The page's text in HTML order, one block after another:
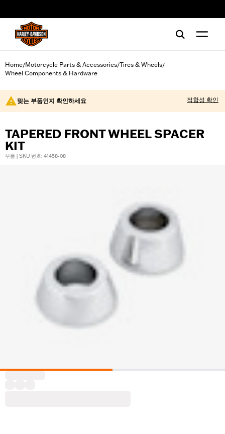
Home/Motorcycle Parts & Accessories/Tires & Wheels/
Wheel Components & Hardware
맞는 부품인지 확인하세요 적합성 확인
TAPERED FRONT WHEEL SPACER
KIT
부품 | SKU 번호: 41458-08